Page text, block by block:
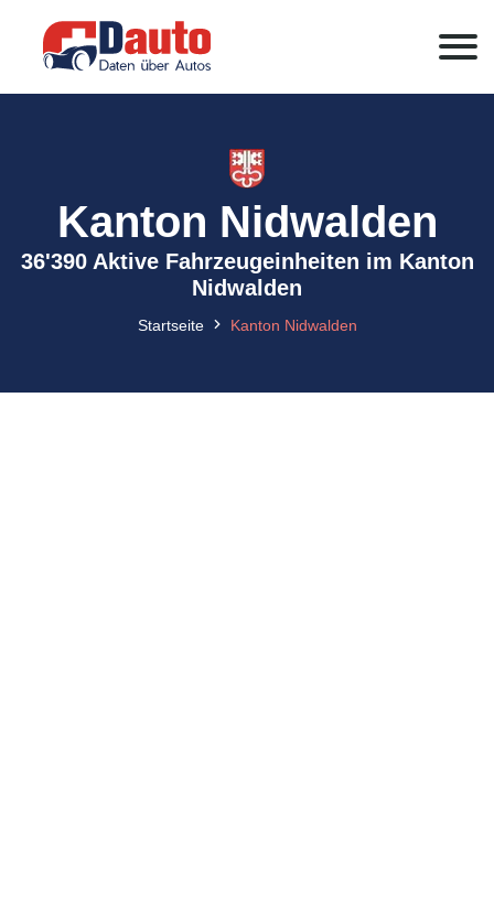
Kanton Nidwalden
36'390 Aktive Fahrzeugeinheiten im Kanton
Nidwalden
Startseite Kanton Nidwalden